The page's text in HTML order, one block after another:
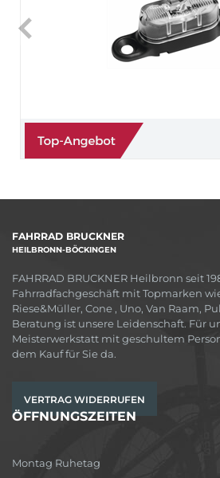
FAHRRAD BRUCKNER
HEILBRONN-BÖCKINGEN
FAHRRAD BRUCKNER Heilbronn seit
Fahrradfachgeschäft mit Topmarken
Riese&Müller, Cone , Uno, Van Raam,
Beratung ist unsere Leidenschaft. Für
Meisterwerkstatt mit geschultem
dem Kauf für Sie da.
VERTRAG WIDERRUFEN
ÖFFNUNGSZEITEN
Montag Ruhetag